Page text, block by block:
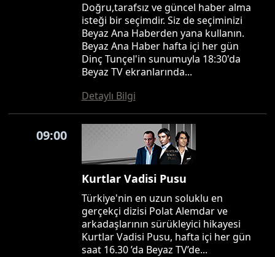
Doğru,tarafsız ve güncel haber alma
isteği bir seçimdir. Siz de seçiminizi
Beyaz Ana Haberden yana kullanın.
Beyaz Ana Haber hafta içi her gün
Dinç Tunçel'in sunumuyla 18:30'da
Beyaz TV ekranlarında...
Detaylı Bilgi
09:00
Kurtlar Vadisi Pusu
Türkiye'nin en uzun soluklu en
gerçekçi dizisi Polat Alemdar ve
arkadaşlarının sürükleyici hikayesi
Kurtlar Vadisi Pusu, hafta içi her gün
saat 16.30 ’da Beyaz TV’de...